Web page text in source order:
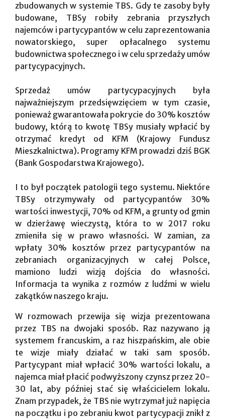
zbudowanych w systemie TBS. Gdy te zasoby były
budowane, TBSy robiły zebrania przyszłych
najemców i partycypantów w celu zaprezentowania
nowatorskiego, super opłacalnego systemu
budownictwa społecznego i w celu sprzedaży umów
partycypacyjnych.
Sprzedaż umów partycypacyjnych była
najważniejszym przedsięwzięciem w tym czasie,
ponieważ gwarantowała pokrycie do 30% kosztów
budowy, którą to kwotę TBSy musiały wpłacić by
otrzymać kredyt od KFM (Krajowy Fundusz
Mieszkalnictwa). Programy KFM prowadzi dziś BGK
(Bank Gospodarstwa Krajowego).
I to był początek patologii tego systemu. Niektóre
TBSy otrzymywały od partycypantów 30%
wartości inwestycji, 70% od KFM, a grunty od gmin
w dzierżawę wieczystą, która to w 2017 roku
zmieniła się w prawo własności. W zamian, za
wpłaty 30% kosztów przez partycypantów na
zebraniach organizacyjnych w całej Polsce,
mamiono ludzi wizją dojścia do własności.
Informacja ta wynika z rozmów z ludźmi w wielu
zakątków naszego kraju.
W rozmowach przewija się wizja prezentowana
przez TBS na dwojaki sposób. Raz nazywano ją
systemem francuskim, a raz hiszpańskim, ale obie
te wizje miały działać w taki sam sposób.
Partycypant miał wpłacić 30% wartości lokalu, a
najemca miał płacić podwyższony czynsz przez 20-
30 lat, aby później stać się właścicielem lokalu.
Znam przypadek, że TBS nie wytrzymał już napięcia
na początku i po zebraniu kwot partycypacji znikł z